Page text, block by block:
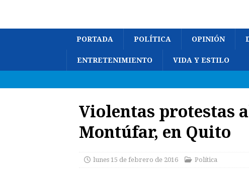
PORTADA POLÍTICA OPINIÓN
ENTRETENIMIENTO VIDA Y ESTILO
Violentas protestas
Montúfar, en Quito
lunes 15 de febrero de 2016 Política